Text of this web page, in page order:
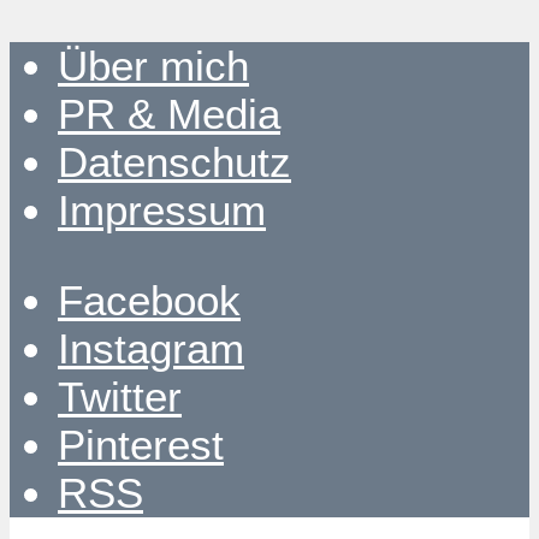
Über mich
PR & Media
Datenschutz
Impressum
Facebook
Instagram
Twitter
Pinterest
RSS